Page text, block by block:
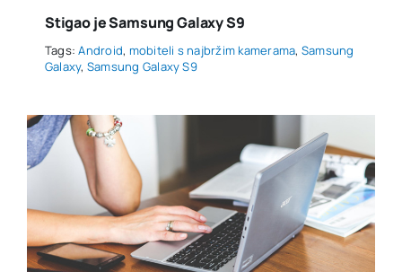
Stigao je Samsung Galaxy S9
Tags:Android, mobiteli s najbržim kamerama, Samsung
Galaxy, Samsung Galaxy S9